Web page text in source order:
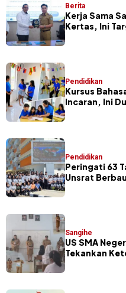
Berita
Kerja Sama
Kertas, Ini
Pendidikan
Kursus
Incaran, Ini
Pendidikan
Peringati 63
Unsrat
Sangihe
US SMA
Tekankan